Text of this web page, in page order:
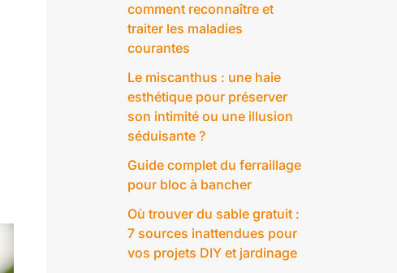
comment reconnaître et
traiter les maladies
courantes
Le miscanthus : une haie
esthétique pour préserver
son intimité ou une illusion
séduisante ?
Guide complet du ferraillage
pour bloc à bancher
Où trouver du sable gratuit :
7 sources inattendues pour
vos projets DIY et jardinage